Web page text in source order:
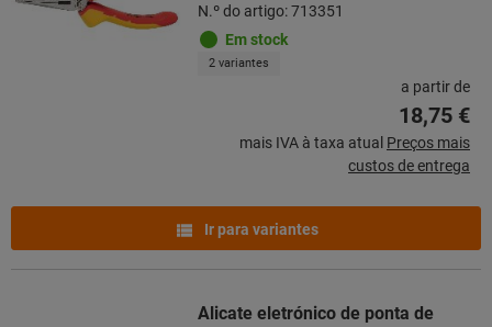
N.º do artigo: 713351
Em stock
2 variantes
a partir de
18,75 €
mais IVA à taxa atual Preços mais
custos de entrega
Ir para variantes
Alicate eletrónico de ponta de